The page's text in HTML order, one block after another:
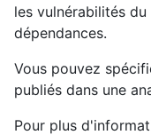
les vulnérabilités
dépendances.
Vous pouvez
publiés dans une
Pour plus